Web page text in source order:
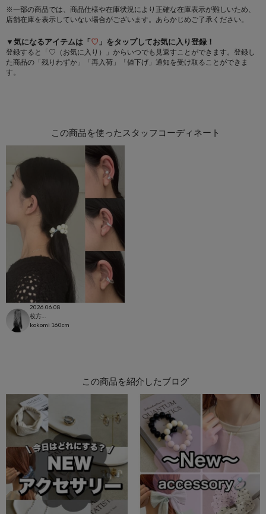
※一部の商品では、商品仕様や在庫状況により正確な在庫表示が難しいため、
店舗在庫を表示していない場合がございます。あらかじめご了承ください。
▼気になるアイテムは「♡ 」をタップしてお気に入り登録！
登録すると「♡（お気に入り）」からいつでも見返すことができます。登録し
た商品の「残りわずか」「再入荷」「値下げ」通知を受け取ることができま
す。
この商品を使ったスタッフコーディネート
2026.06.08
kokomi 160cm
この商品を紹介したブログ